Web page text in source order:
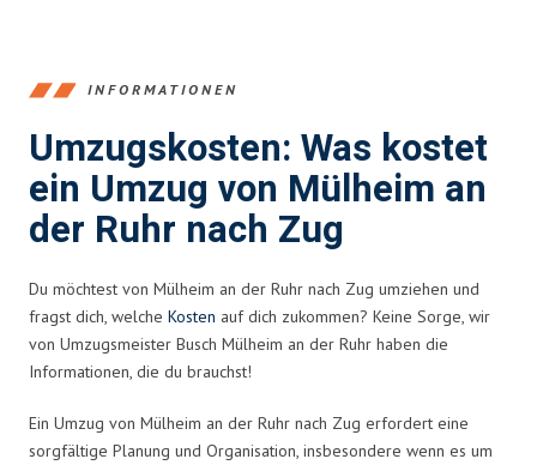
INFORMATIONEN
Umzugskosten: Was kostet
ein Umzug von Mülheim an
der Ruhr nach Zug
Du möchtest von Mülheim an der Ruhr nach Zug umziehen und
fragst dich, welche Kosten auf dich zukommen? Keine Sorge, wir
von Umzugsmeister Busch Mülheim an der Ruhr haben die
Informationen, die du brauchst!
Ein Umzug von Mülheim an der Ruhr nach Zug erfordert eine
sorgfältige Planung und Organisation, insbesondere wenn es um